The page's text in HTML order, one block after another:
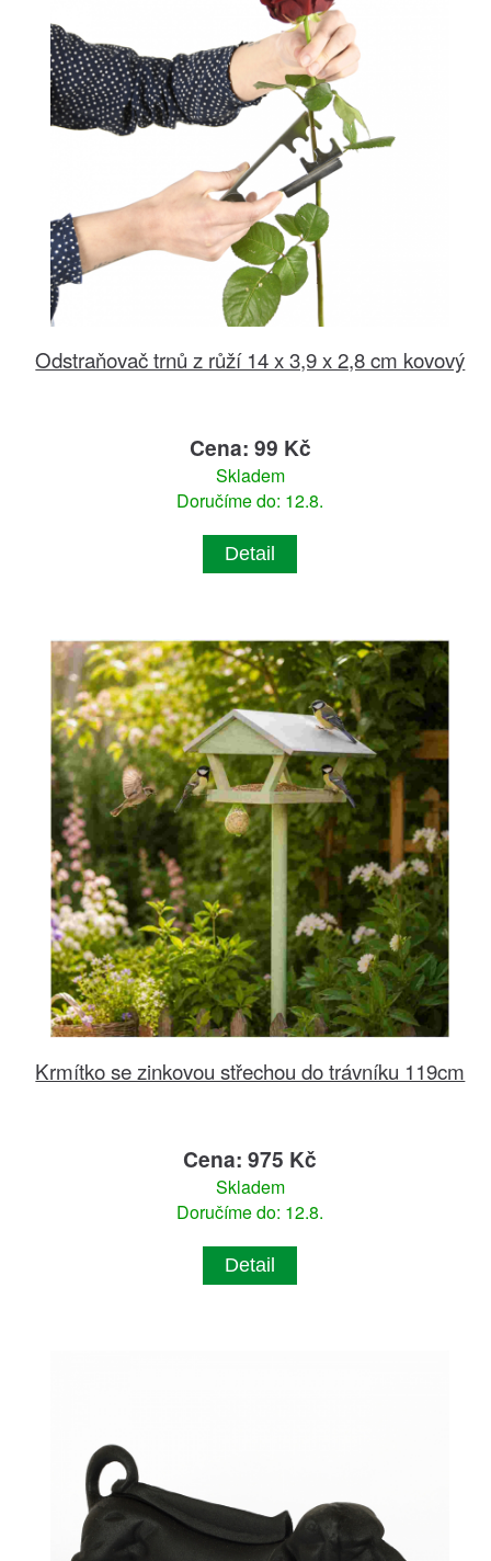
Odstraňovač trnů z růží 14 x 3,9 x 2,8 cm kovový
Cena: 99 Kč
Skladem
Doručíme do: 12.8.
Detail
Krmítko se zinkovou střechou do trávníku 119cm
Cena: 975 Kč
Skladem
Doručíme do: 12.8.
Detail